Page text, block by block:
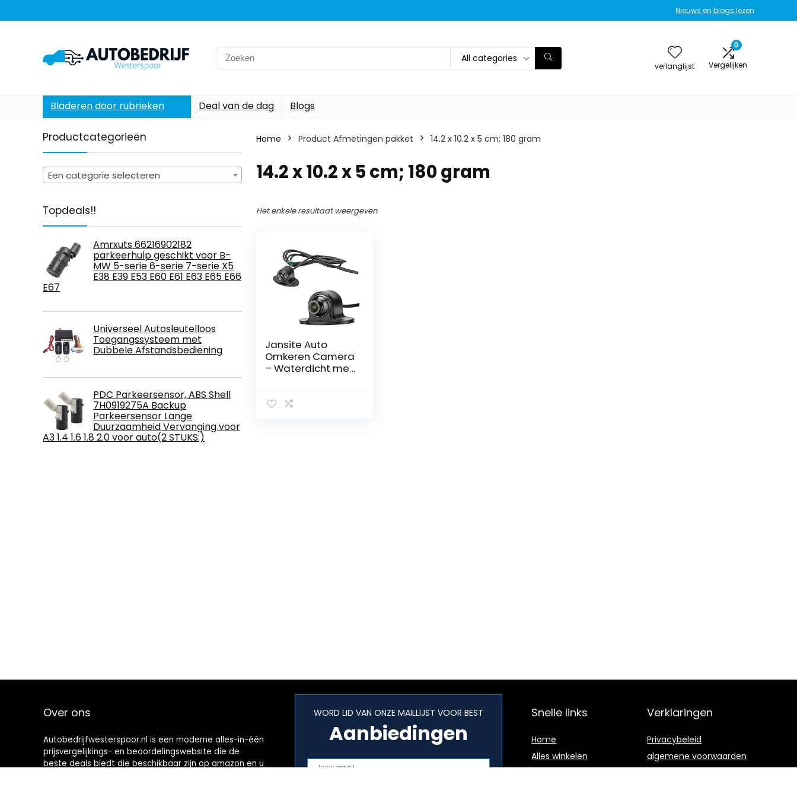
Nieuws en blogs lezen
Search
for:
All categories
verlanglijst
0
Vergelijken
Bladeren door rubrieken Deal van de dag Blogs
Productcategorieën
Een categorie selecteren
Topdeals!!
Amrxuts 66216902182
parkeerhulp geschikt voor B-
MW 5-serie 6-serie 7-serie X5
E38 E39 E53 E60 E61 E63 E65 E66
E67
Universeel Autosleutelloos
Toegangssysteem met
Dubbele Afstandsbediening
PDC Parkeersensor, ABS Shell
7H0919275A Backup
Parkeersensor Lange
Duurzaamheid Vervanging voor
A3 1.4 1.6 1.8 2.0 voor auto(2 STUKS:)
Home Product Afmetingen pakket ‎14.2 x 10.2 x 5 cm; 180 gram
‎14.2 x 10.2 x 5 cm; 180 gram
Het enkele resultaat weergeven
Jansite Auto
Omkeren Camera
– Waterdicht met
Lens
Over ons
Autobedrijfwesterspoor.nl is een moderne alles-in-één
prijsvergelijkings- en beoordelingswebsite die de
beste deals biedt die beschikbaar zijn op amazon en u
WORD LID VAN ONZE MAILLIJST VOOR BEST
Aanbiedingen
Snelle links
Home
Alles winkelen
Verklaringen
Privacybeleid
algemene voorwaarden